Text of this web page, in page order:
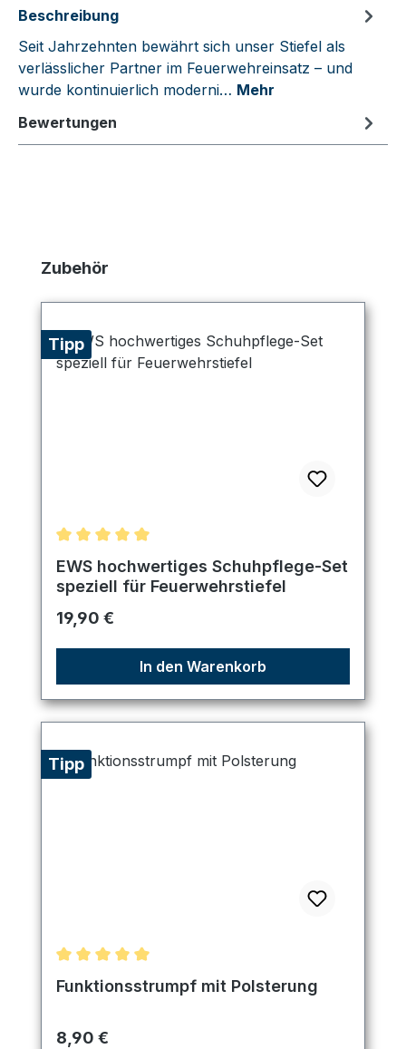
Beschreibung
Seit Jahrzehnten bewährt sich unser Stiefel als
verlässlicher Partner im Feuerwehreinsatz – und
wurde kontinuierlich moderni… Mehr
Bewertungen
Produktgalerie überspringen
Zubehör
Tipp
Durchschnittliche Bewertung von 5 von 5 Sternen
EWS hochwertiges Schuhpflege-Set
speziell für Feuerwehrstiefel
Regulärer Preis:
19,90 €
In den Warenkorb
Tipp
Durchschnittliche Bewertung von 5 von 5 Sternen
Funktionsstrumpf mit Polsterung
Regulärer Preis:
8,90 €